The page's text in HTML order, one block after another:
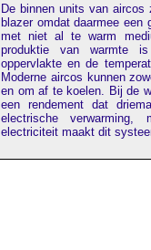
De binnen units van aircos
blazer omdat daarmee een
met niet al te warm
produktie van warmte
oppervlakte en de
Moderne aircos kunnen
en om af te koelen. Bij de
een rendement dat
electrische
electriciteit maakt dit